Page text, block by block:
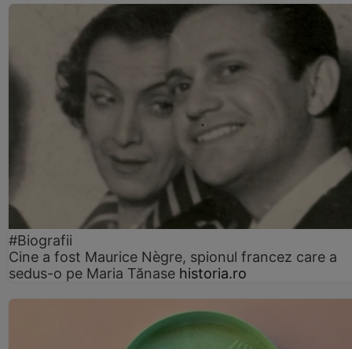
#Biografii
Cine a fost Maurice Nègre, spionul francez care a
sedus-o pe Maria Tănase historia.ro